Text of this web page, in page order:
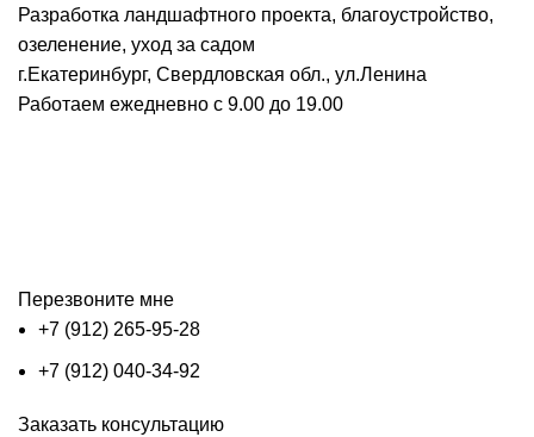
Разработка ландшафтного проекта, благоустройство,
озеленение, уход за садом
г.Екатеринбург, Свердловская обл., ул.Ленина
Работаем ежедневно с 9.00 до 19.00
Перезвоните мне
+7 (912) 265-95-28
+7 (912) 040-34-92
Заказать консультацию